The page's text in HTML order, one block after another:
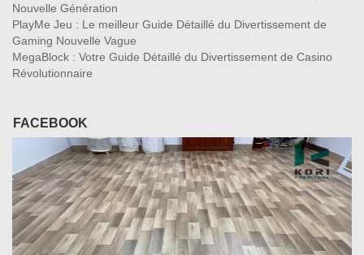
Nouvelle Génération
PlayMe Jeu : Le meilleur Guide Détaillé du Divertissement de
Gaming Nouvelle Vague
MegaBlock : Votre Guide Détaillé du Divertissement de Casino
Révolutionnaire
FACEBOOK